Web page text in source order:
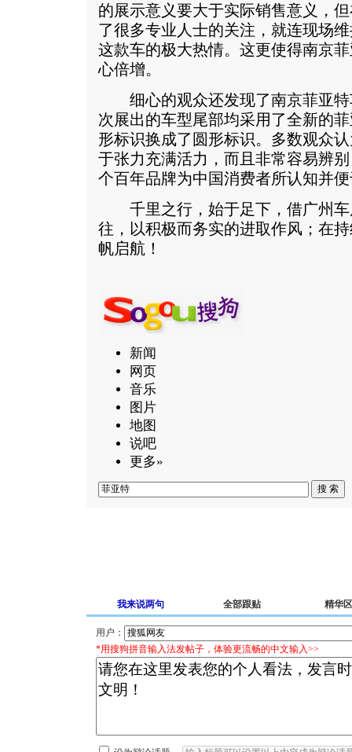
的展示意义要大于实际销售意义，
了很多专业人士的关注，就连现场
这款车的极大热情。这更使得南京
心倍增。
细心的观众还发现了南京菲亚特
次展出的车型尾部均采用了全新的
形标识换成了圆形标识。多数观众
于张力充满活力，而且非常容易辨
个百年品牌为中国消费者所认知并
千里之行，始于足下，借广州车
往，以积极而务实的进取作风；在
帆启航！
新闻
网页
音乐
图片
地图
说吧
更多»
我来说两句 全部跟贴 精华区
用户：
*用搜狗拼音输入法发帖子，体验更流畅的中文输入>>